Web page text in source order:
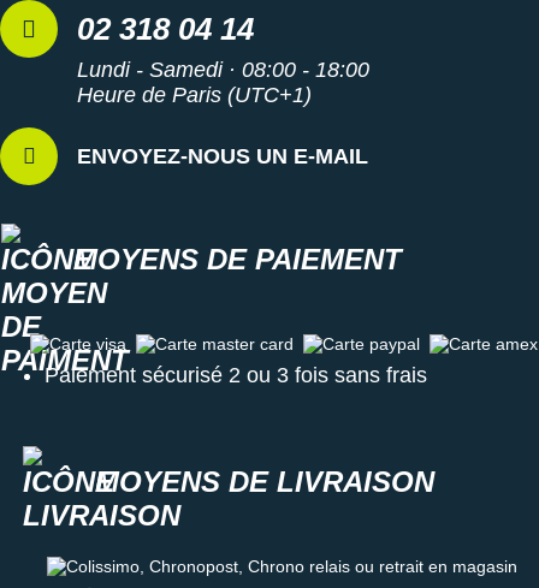
02 318 04 14
Lundi - Samedi · 08:00 - 18:00
Heure de Paris (UTC+1)
ENVOYEZ-NOUS UN E-MAIL
MOYENS DE PAIEMENT
Carte visa Carte master card Carte paypal Carte amex
Paiement sécurisé 2 ou 3 fois sans frais
MOYENS DE LIVRAISON
Colissimo, Chronopost, Chrono relais ou retrait en magasin